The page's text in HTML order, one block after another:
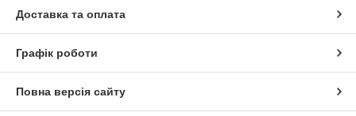
Доставка та оплата
Графік роботи
Повна версія сайту